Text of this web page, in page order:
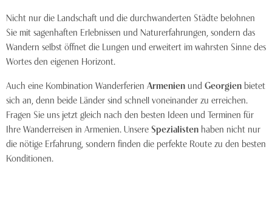
Nicht nur die Landschaft und die durchwanderten Städte belohnen
Sie mit sagenhaften Erlebnissen und Naturerfahrungen, sondern das
Wandern selbst öffnet die Lungen und erweitert im wahrsten Sinne des
Wortes den eigenen Horizont.
Auch eine Kombination Wanderferien Armenien und Georgien bietet
sich an, denn beide Länder sind schnell voneinander zu erreichen.
Fragen Sie uns jetzt gleich nach den besten Ideen und Terminen für
Ihre Wanderreisen in Armenien. UnsereSpezialisten haben nicht nur
die nötige Erfahrung, sondern finden die perfekte Route zu den besten
Konditionen.